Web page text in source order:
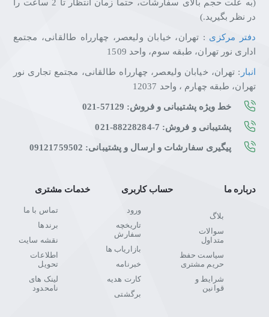
(به علت حجم بالای سفارشات، حتما زمان انتظار تا 2 ساعت را
در نظر بگیرید.)
دفتر مرکزی : تهران، خیابان ولیعصر، چهارراه طالقانی، مجتمع
اداری نور تهران، طبقه سوم، واحد 1509
انبار : تهران، خیابان ولیعصر، چهارراه طالقانی، مجتمع تجاری نور
تهران، طبقه چهارم ، واحد 12037
خط ویژه پشتیبانی و فروش: 57129-021
پشتیبانی و فروش: 7-88228284-021
پیگیری سفارشات و ارسال و پشتیبانی: 09121759502
درباره ما
بلاگ
سوالات
متداول
سیاست حفظ
حریم مشتری
شرایط و
قوانین
حساب کاربری
ورود
تاریخچه
سفارش
بازاریاب ها
خبرنامه
کارت هدیه
برگشتی
خدمات مشتری
تماس با ما
برندها
نقشه سایت
اطلاعات
تحویل
لینک های
نامحدود